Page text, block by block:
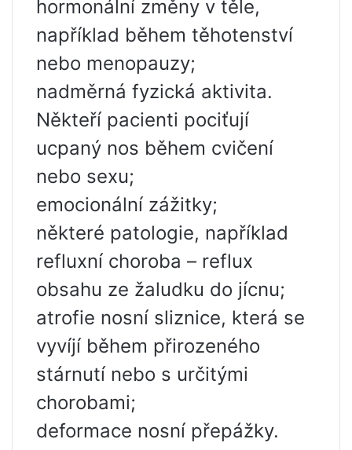
hormonální změny v těle,
například během těhotenství
nebo menopauzy;
nadměrná fyzická aktivita.
Někteří pacienti pociťují
ucpaný nos během cvičení
nebo sexu;
emocionální zážitky;
některé patologie, například
refluxní choroba – reflux
obsahu ze žaludku do jícnu;
atrofie nosní sliznice, která se
vyvíjí během přirozeného
stárnutí nebo s určitými
chorobami;
deformace nosní přepážky.